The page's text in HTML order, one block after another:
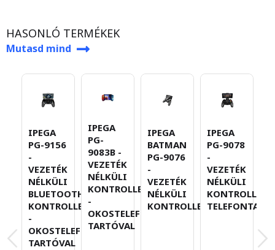
HASONLÓ TERMÉKEK
Mutasd mind
IPEGA
PG-9156
-
VEZETÉK
NÉLKÜLI
BLUETOOTH
KONTROLLER
-
OKOSTELEFON-
TARTÓVAL
IPEGA
PG-
9083B -
VEZETÉK
NÉLKÜLI
KONTROLLER
-
OKOSTELEFON-
TARTÓVAL
IPEGA
BATMAN
PG-9076
-
VEZETÉK
NÉLKÜLI
KONTROLLER
IPEGA
PG-9078
-
VEZETÉK
NÉLKÜLI
KONTROLLER